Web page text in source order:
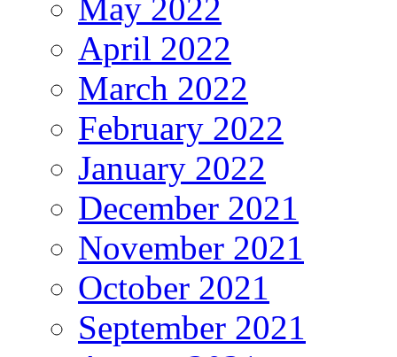
May 2022
April 2022
March 2022
February 2022
January 2022
December 2021
November 2021
October 2021
September 2021